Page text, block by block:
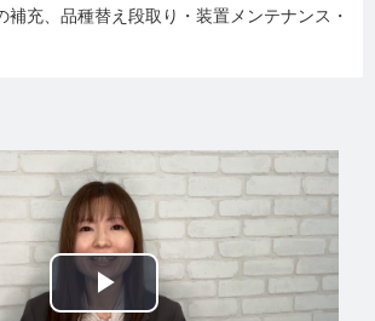
補充、品種替え段取り・装置メンテナンス・